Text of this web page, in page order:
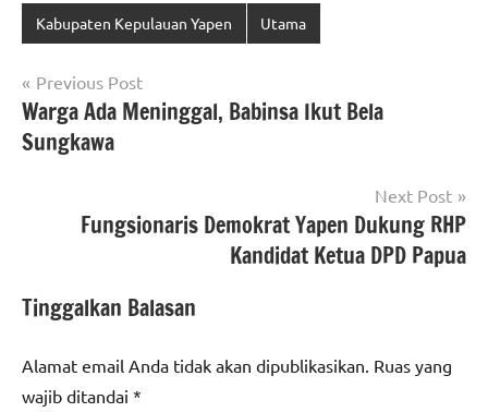
Kabupaten Kepulauan Yapen Utama
Navigasi
pos
Previous Post
Warga Ada Meninggal, Babinsa Ikut Bela
Sungkawa
Next Post
Fungsionaris Demokrat Yapen Dukung RHP
Kandidat Ketua DPD Papua
Tinggalkan Balasan
Alamat email Anda tidak akan dipublikasikan. Ruas yang
wajib ditandai *